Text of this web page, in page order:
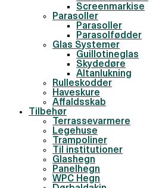
Screenmarkise
Parasoller
Parasoller
Parasolfødder
Glas Systemer
Guillotineglas
Skydedøre
Altanlukning
Rulleskodder
Haveskure
Affaldsskab
Tilbehør
Terrassevarmere
Legehuse
Trampoliner
Til institutioner
Glashegn
Panelhegn
WPC Hegn